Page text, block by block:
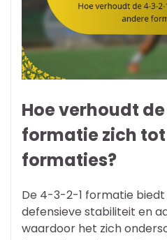
Hoe verhoudt
formatie zich
formaties?
De 4-3-2-1 formatie biedt
defensieve stabiliteit en
waardoor het zich